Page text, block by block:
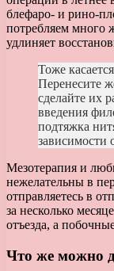
блефаро- и рино-
потребляем много
удлиняет
Тоже
Перенесите
сделайте их
введения
подтяжка
зависимости
Мезотерапия и
нежелательны в
отправляетесь в
за несколько
отъезда, а
Что же можно